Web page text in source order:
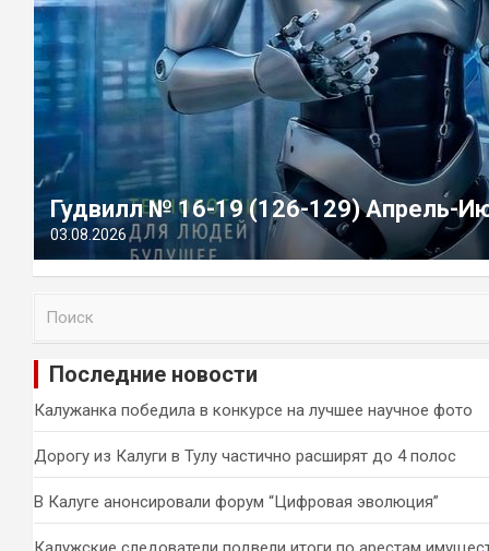
Гудвилл № 16-19 (126-129) Апрель-
03.08.2026
и
Последние новости
Калужанка победила в конкурсе на лучшее научное фото
Дорогу из Калуги в Тулу частично расширят до 4 полос
В Калуге анонсировали форум “Цифровая эволюция”